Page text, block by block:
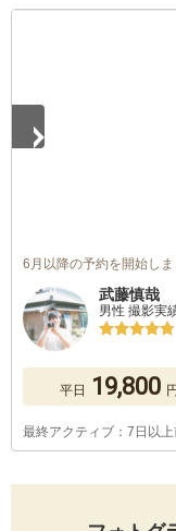
6月以降の予約を開始しま
武藤慎哉
男性 撮影実
平日 19,800
最終アクティブ：7日以